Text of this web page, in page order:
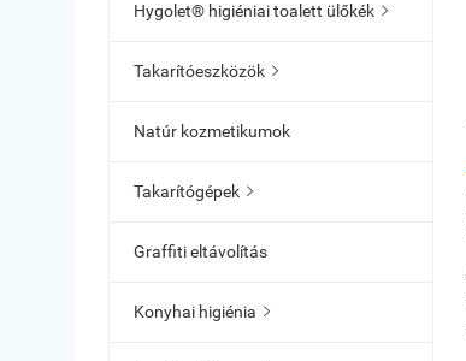
Hygolet® higiéniai toalett ülőkék 
Takarítóeszközök 
Natúr kozmetikumok
Takarítógépek 
Graffiti eltávolítás
Konyhai higiénia 